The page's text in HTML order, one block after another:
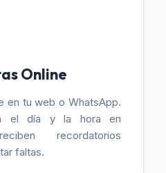
Online
en tu web o WhatsApp.
el día y la hora en
recordatorios
faltas.